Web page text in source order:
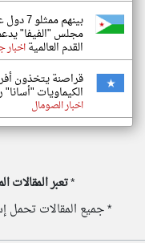
مجلس "الفيفا"
القدم العالميةاخبار
قراصنة يتخذون
الكيماويات
اخبار الصومال
*تعبر المقالات
* جميع المقالات تحمل